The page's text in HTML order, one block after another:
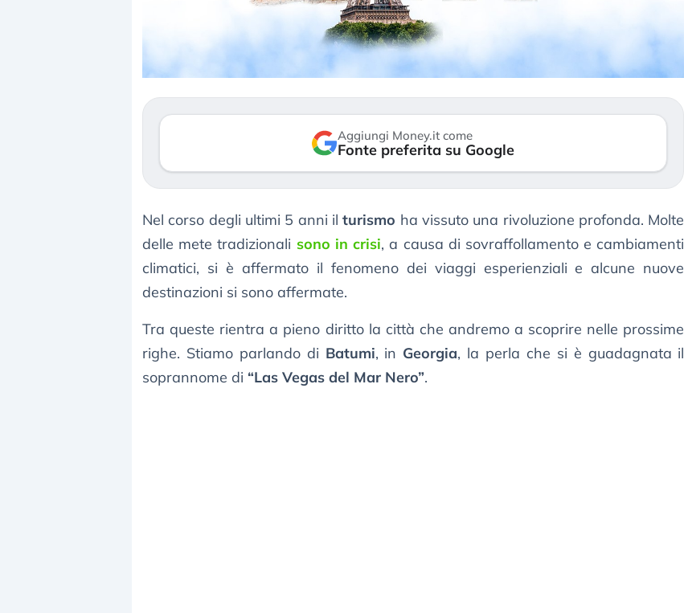
Aggiungi Money.it come
Fonte preferita su Google
Nel corso degli ultimi 5 anni ilturismo ha vissuto una rivoluzione profonda. Molte
delle mete tradizionali sono in crisi, a causa di sovraffollamento e cambiamenti
climatici, si è affermato il fenomeno dei viaggi esperienziali e alcune nuove
destinazioni si sono affermate.
Tra queste rientra a pieno diritto la città che andremo a scoprire nelle prossime
righe. Stiamo parlando di Batumi, in Georgia, la perla che si è guadagnata il
soprannome di “Las Vegas del Mar Nero”.
Dalle valutazioni estreme alla
correzione. Cosa sta guidando il
repricing degli asset?
3 agosto 2026
in preda al panico dopo lo scoppio
della bolla AI
Kospi, mentre gli investitori retail (…)
30 luglio 2026